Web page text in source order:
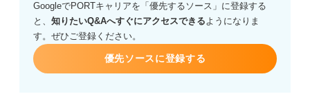
面接対策にかけるべき目安時間や対策の時間配分、慣れ
てきてからの対策時間などについてもご意見お伺いした
いです。
GoogleでPORTキャリアを「優先するソース」に登録する
と、 知りたいQ&Aへすぐにアクセスできるようになりま
す。ぜひご登録ください。
優先ソースに登録する